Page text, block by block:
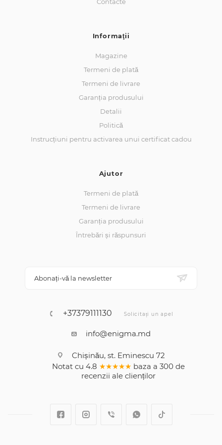
Informaţii
Magazine
Termeni de plată
Termeni de livrare
Garanția produsului
Detalii
Politică
Instrucțiuni pentru activarea unui certificat cadou
Ajutor
Termeni de plată
Termeni de livrare
Garanția produsului
Întrebări și răspunsuri
Abonați-vă la newsletter
+37379111130 Solicitați un apel
info@enigma.md
Chișinău, st. Eminescu 72
Notat cu 4.8 ★★★★★ baza a 300 de
recenzii ale clienților